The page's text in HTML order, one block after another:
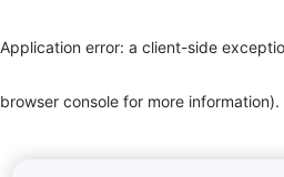
Application error: a client-side
browser console for more information).